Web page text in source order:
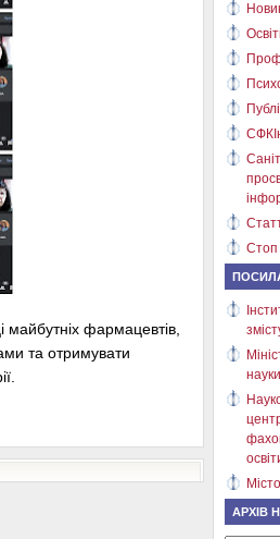
фармацевтів,
та отримувати
Стоп
АРХІВ